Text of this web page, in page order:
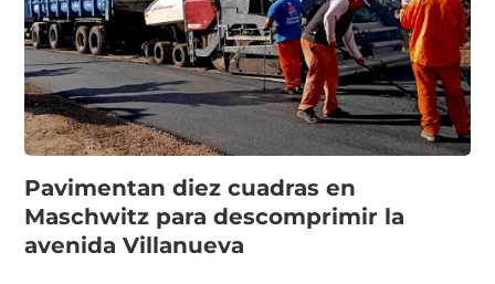
Pavimentan diez cuadras en
Maschwitz para descomprimir la
avenida Villanueva